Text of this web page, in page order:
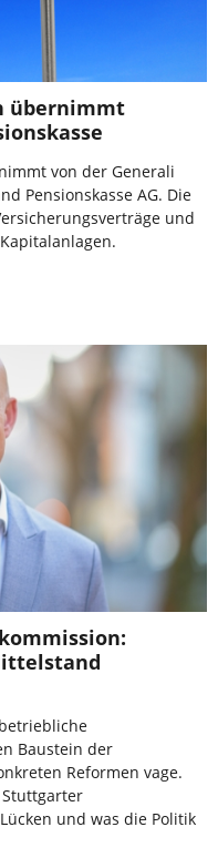
übernimmt
von der Generali
Pensionskasse AG. Die
und
Baustein der
Reformen vage.
und was die Politik